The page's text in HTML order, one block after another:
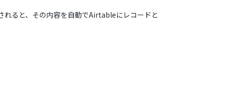
ると、その内容を自動でAirtableにレコードと